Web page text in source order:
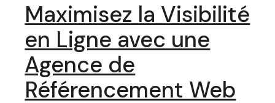
Maximisez la Visibilité
en Ligne avec une
Agence de
Référencement Web